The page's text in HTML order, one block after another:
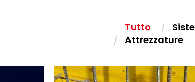
Tutto
Attrezzature